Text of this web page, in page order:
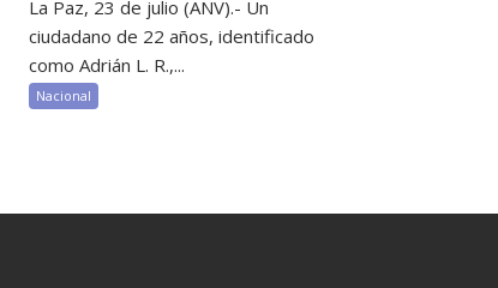
La Paz, 23 de julio (ANV).- Un
ciudadano de 22 años, identificado
como Adrián L. R.,...
Nacional